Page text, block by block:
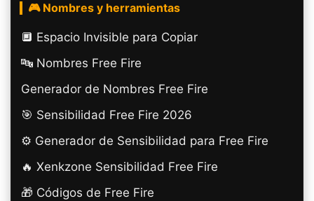
🎮 Nombres y herramientas
🔲️ Espacio Invisible para Copiar
🔤 Nombres Free Fire
Generador de Nombres Free Fire
🎯 Sensibilidad Free Fire 2026
⚙️ Generador de Sensibilidad para Free Fire
🔥 Xenkzone Sensibilidad Free Fire
🎁 Códigos de Free Fire